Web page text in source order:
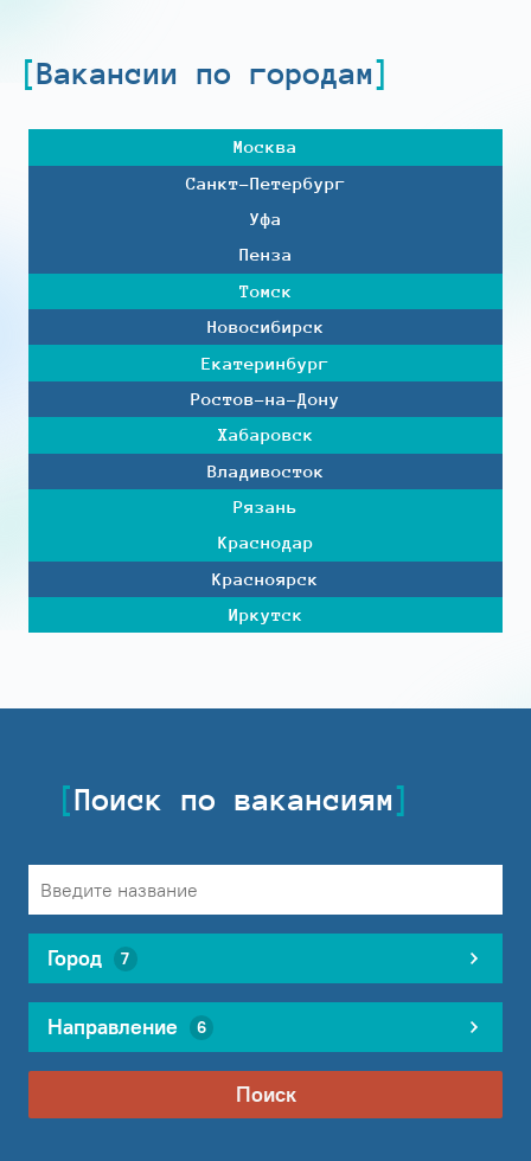
Вакансии по городам
Москва
Санкт-Петербург
Уфа
Пенза
Томск
Новосибирск
Екатеринбург
Ростов-на-Дону
Хабаровск
Владивосток
Рязань
Краснодар
Красноярск
Иркутск
Поиск по вакансиям
Город 7
Направление 6
Поиск